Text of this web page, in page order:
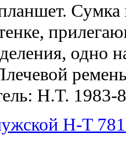
Сумка
одно
H.T. 1983-8
H-T